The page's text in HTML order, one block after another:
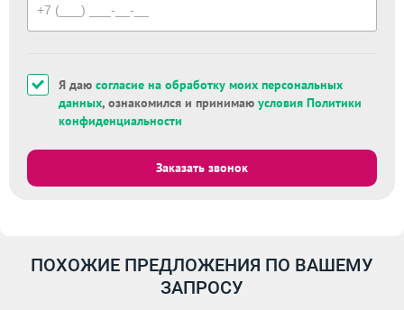
Я даю согласие на обработку моих персональных
данных, ознакомился и принимаю условия Политики
конфиденциальности
Заказать звонок
ПОХОЖИЕ ПРЕДЛОЖЕНИЯ ПО ВАШЕМУ
ЗАПРОСУ